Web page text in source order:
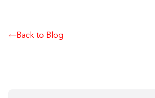
Back to Blog